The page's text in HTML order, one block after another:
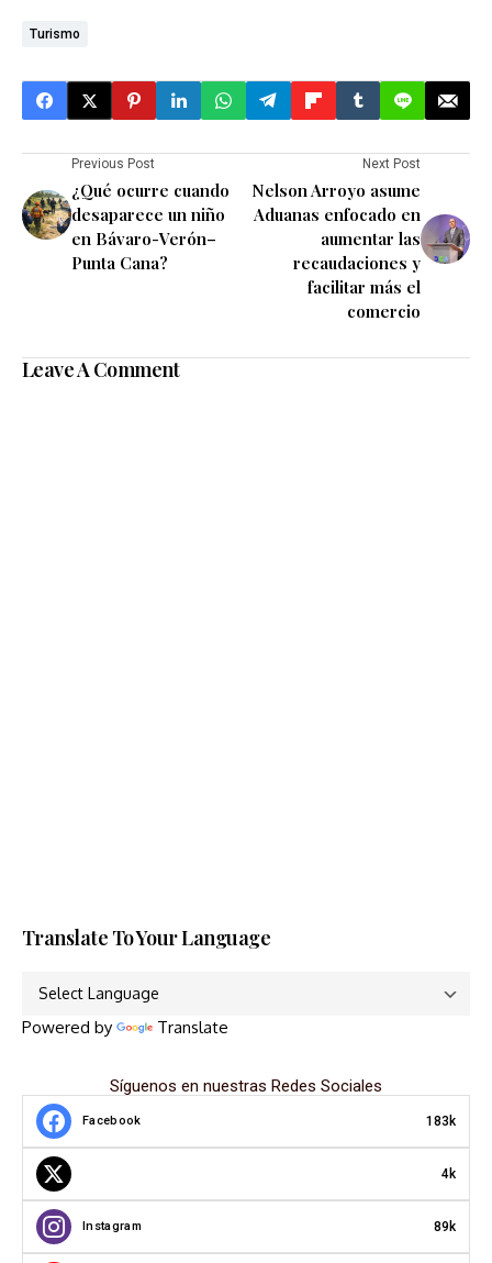
Turismo
Previous Post
¿Qué ocurre cuando
desaparece un niño
en Bávaro-Verón–
Punta Cana?
Next Post
Nelson Arroyo asume
Aduanas enfocado en
aumentar las
recaudaciones y
facilitar más el
comercio
Leave A Comment
Translate To Your Language
Powered by Translate
Síguenos en nuestras Redes Sociales
Facebook 183k
4k
Instagram 89k